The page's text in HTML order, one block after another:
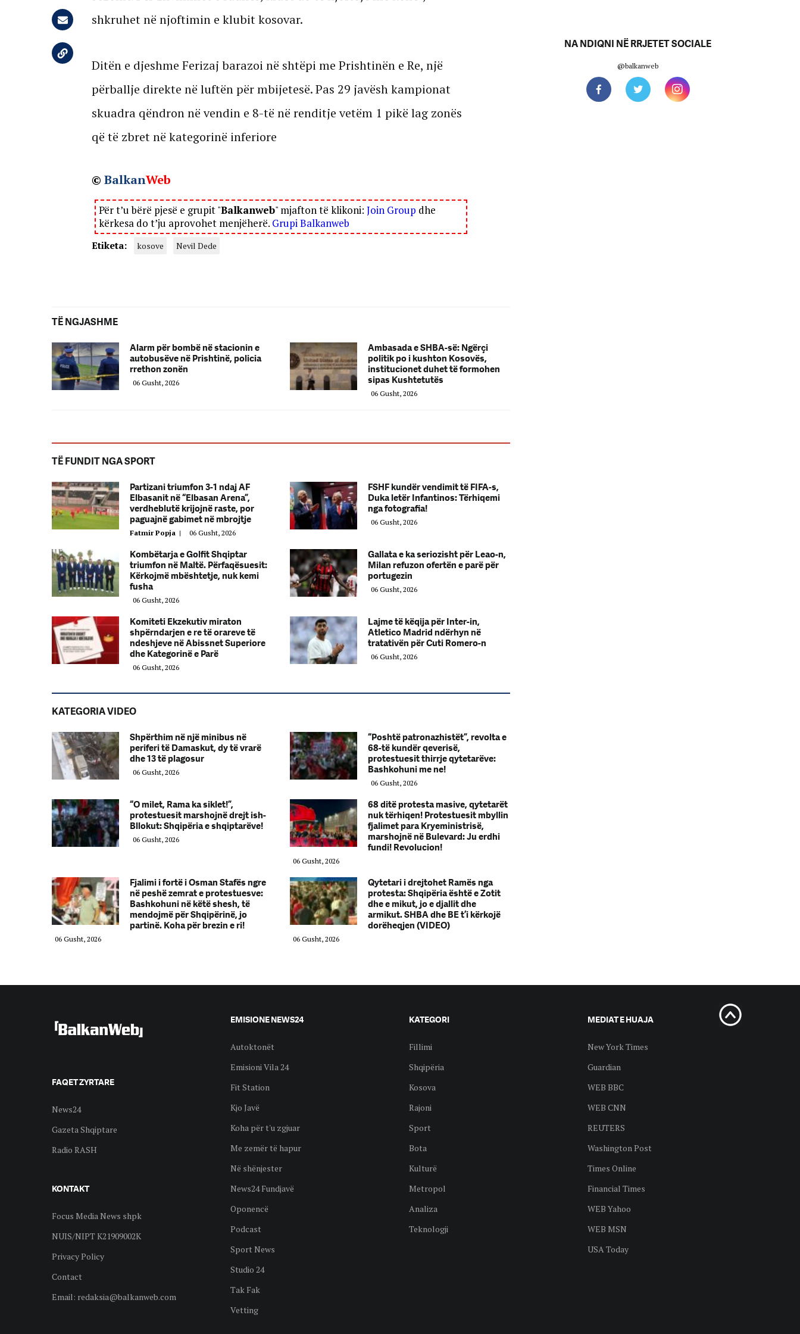
shkruhet në njoftimin e klubit kosovar.
Ditën e djeshme Ferizaj barazoi në shtëpi me Prishtinën e Re, një
përballje direkte në luftën për mbijetesë. Pas 29 javësh kampionat
skuadra qëndron në vendin e 8-të në renditje vetëm 1 pikë lag zonës
që të zbret në kategorinë inferiore
© BalkanWeb
Për t’u bërë pjesë e grupit "Balkanweb" mjafton të klikoni: Join Group dhe
kërkesa do t’ju aprovohet menjëherë. Grupi Balkanweb
Etiketa: kosove Nevil Dede
TË NGJASHME
Alarm për bombë në stacionin e
autobusëve në Prishtinë, policia
rrethon zonën
06 Gusht, 2026
Ambasada e SHBA-së: Ngërçi
politik po i kushton Kosovës,
institucionet duhet të formohen
sipas Kushtetutës
06 Gusht, 2026
TË FUNDIT NGA SPORT
Partizani triumfon 3-1 ndaj AF
Elbasanit në “Elbasan Arena”,
verdheblutë krijojnë raste, por
paguajnë gabimet në mbrojtje
Fatmir Popja | 06 Gusht, 2026
FSHF kundër vendimit të FIFA-s,
Duka letër Infantinos: Tërhiqemi
nga fotografia!
06 Gusht, 2026
Kombëtarja e Golfit Shqiptar
triumfon në Maltë. Përfaqësuesit:
Kërkojmë mbështetje, nuk kemi
fusha
06 Gusht, 2026
Gallata e ka seriozisht për Leao-n,
Milan refuzon ofertën e parë për
portugezin
06 Gusht, 2026
Komiteti Ekzekutiv miraton
shpërndarjen e re të orareve të
ndeshjeve në Abissnet Superiore
dhe Kategorinë e Parë
06 Gusht, 2026
Lajme të këqija për Inter-in,
Atletico Madrid ndërhyn në
tratativën për Cuti Romero-n
06 Gusht, 2026
KATEGORIA VIDEO
Shpërthim në një minibus në
periferi të Damaskut, dy të vrarë
dhe 13 të plagosur
06 Gusht, 2026
“Poshtë patronazhistët”, revolta e
68-të kundër qeverisë,
protestuesit thirrje qytetarëve:
Bashkohuni me ne!
06 Gusht, 2026
“O milet, Rama ka siklet!”,
protestuesit marshojnë drejt ish-
Bllokut: Shqipëria e shqiptarëve!
06 Gusht, 2026
68 ditë protesta masive, qytetarët
nuk tërhiqen! Protestuesit mbyllin
fjalimet para Kryeministrisë,
marshojnë në Bulevard: Ju erdhi
fundi! Revolucion!
06 Gusht, 2026
Fjalimi i fortë i Osman Stafës ngre
në peshë zemrat e protestuesve:
Bashkohuni në këtë shesh, të
mendojmë për Shqipërinë, jo
partinë. Koha për brezin e ri!
06 Gusht, 2026
Qytetari i drejtohet Ramës nga
protesta: Shqipëria është e Zotit
dhe e mikut, jo e djallit dhe
armikut. SHBA dhe BE t’i kërkojë
dorëheqjen (VIDEO)
06 Gusht, 2026
NA NDIQNI NË RRJETET SOCIALE
@balkanweb
FAQET ZYRTARE
News24
Gazeta Shqiptare
Radio RASH
KONTAKT
Focus Media News shpk
NUIS/NIPT K21909002K
Privacy Policy
Contact
Email: redaksia@balkanweb.com
EMISIONE NEWS24
Autoktonët
Emisioni Vila 24
Fit Station
Kjo Javë
Koha për t'u zgjuar
Me zemër të hapur
Në shënjester
News24 Fundjavë
Oponencë
Podcast
Sport News
Studio 24
Tak Fak
Vetting
KATEGORI
Fillimi
Shqipëria
Kosova
Rajoni
Sport
Bota
Kulturë
Metropol
Analiza
Teknologji
MEDIAT E HUAJA
New York Times
Guardian
WEB BBC
WEB CNN
REUTERS
Washington Post
Times Online
Financial Times
WEB Yahoo
WEB MSN
USA Today